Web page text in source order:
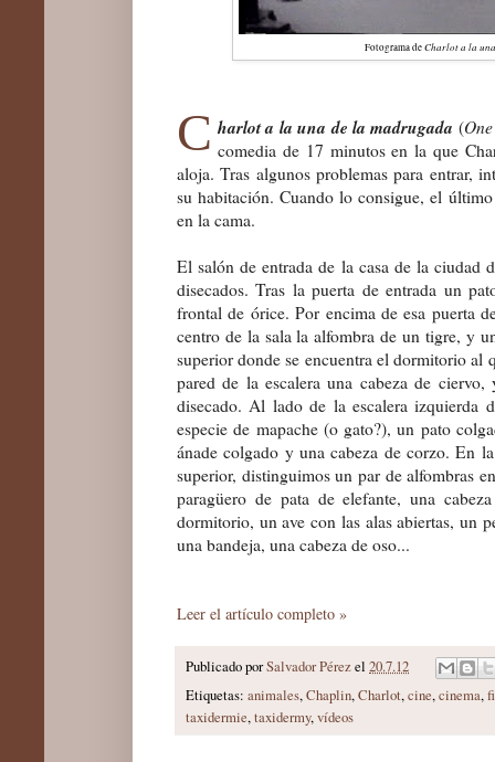
Fotograma deCharlot a la
C harlot a la una de la madrugada (
comedia de 17 minutos en la que
aloja. Tras algunos problemas para entrar,
su habitación. Cuando lo consigue, el
en la cama.
El salón de entrada de la casa de la ciudad
disecados. Tras la puerta de entrada un
frontal de órice. Por encima de esa puerta
centro de la sala la alfombra de un tigre, y
superior donde se encuentra el dormitorio al
pared de la escalera una cabeza de
disecado. Al lado de la escalera izquierda
especie de mapache (o gato?), un pato
ánade colgado y una cabeza de corzo. En
superior, distinguimos un par de alfombras
paragüero de pata de elefante, una
dormitorio, un ave con las alas abiertas, un
una bandeja, una cabeza de oso...
Leer el artículo completo »
Publicado porSalvador Pérezel 20.7.12
Etiquetas: animales,Chaplin,Charlot,cine,cinema,
taxidermie,taxidermy,vídeos